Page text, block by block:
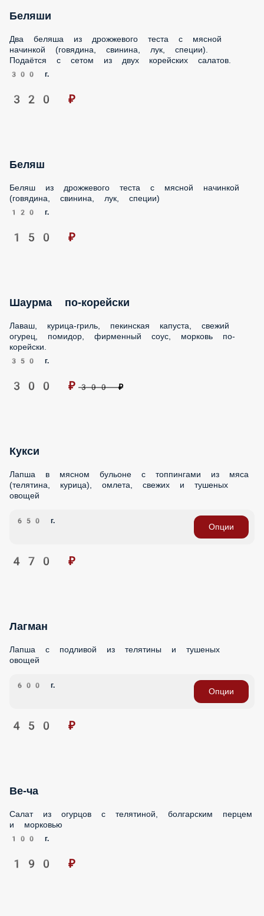
Беляши
Два беляша из дрожжевого теста с мясной начинкой
(говядина, свинина, лук, специи). Подаётся с сетом из двух
корейских салатов.
300 г.
320 ₽
Беляш
Беляш из дрожжевого теста с мясной начинкой (говядина,
свинина, лук, специи)
120 г.
150 ₽
Шаурма по-корейски
Лаваш, курица-гриль, пекинская капуста, свежий огурец,
помидор, фирменный соус, морковь по-корейски.
350 г.
Лапша в мясном бульоне с топпингами из мяса (телятина,
курица), омлета, свежих и тушеных овощей
650 г.
Лапша с подливой из телятины и тушеных овощей
600 г.
450 ₽
морковью
190 ₽